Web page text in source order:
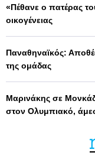
«Πέθανε ο πατέρας
οικογένειας
Παναθηναϊκός:
της ομάδας
Μαρινάκης σε
στον Ολυμπιακό,